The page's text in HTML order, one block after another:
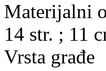
Materijalni
14 str. ; 11
Vrsta građe